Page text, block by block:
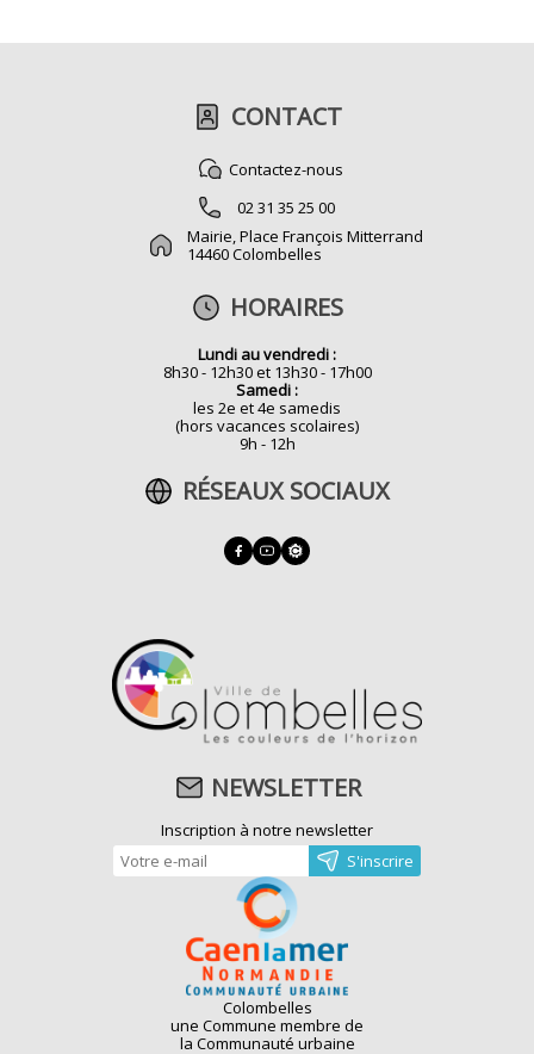
CONTACT
Contactez-nous
02 31 35 25 00
Mairie, Place François Mitterrand
14460 Colombelles
HORAIRES
Lundi au vendredi :
8h30 - 12h30 et 13h30 - 17h00
Samedi :
les 2e et 4e samedis
(hors vacances scolaires)
9h - 12h
RÉSEAUX SOCIAUX
NEWSLETTER
Inscription à notre newsletter
Colombelles
une Commune membre de
la Communauté urbaine